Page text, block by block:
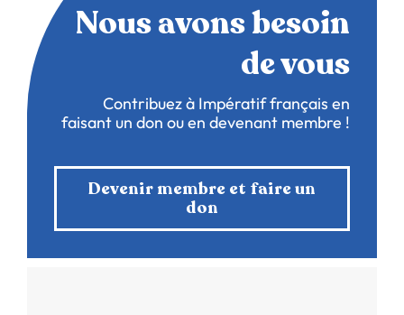
Nous avons besoin
de vous
Contribuez à Impératif français en
faisant un don ou en devenant membre !
Devenir membre et faire un
don